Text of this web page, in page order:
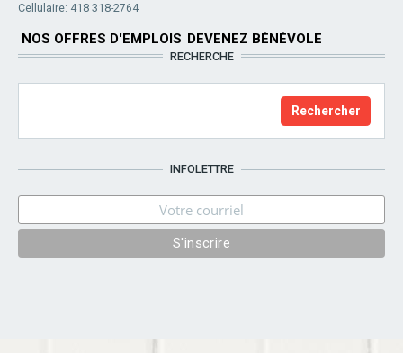
Cellulaire: 418 318-2764
NOS OFFRES D'EMPLOIS DEVENEZ BÉNÉVOLE
RECHERCHE
INFOLETTRE